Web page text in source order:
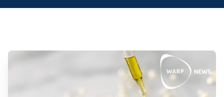
Sök Warp News